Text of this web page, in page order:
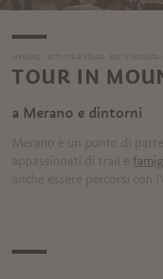
MERANO ATTIVITÀ & RELAX BICI E
TOUR IN
a Merano e dintorni
Merano è un punto di
appassionati di trail e
anche essere percorsi con